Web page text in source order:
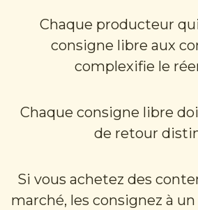
Chaque producteur
consigne libre aux
complexifie le
Chaque consigne libre
de retour
Si vous achetez des
marché, les consignez à